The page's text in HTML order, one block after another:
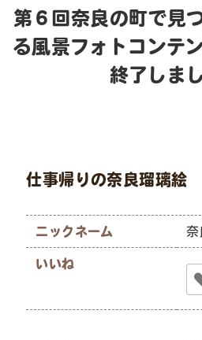
第６回奈良の町で見
る風景フォトコンテ
終了しま
仕事帰りの奈良瑠璃絵
ニックネーム 奈
いいね